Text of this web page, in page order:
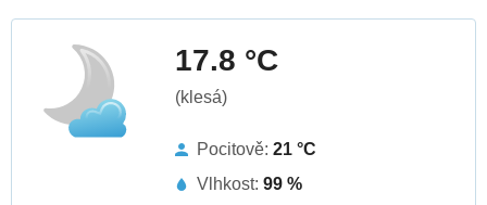
17.8 °C
(klesá)
Pocitově: 21 °C
Vlhkost: 99 %